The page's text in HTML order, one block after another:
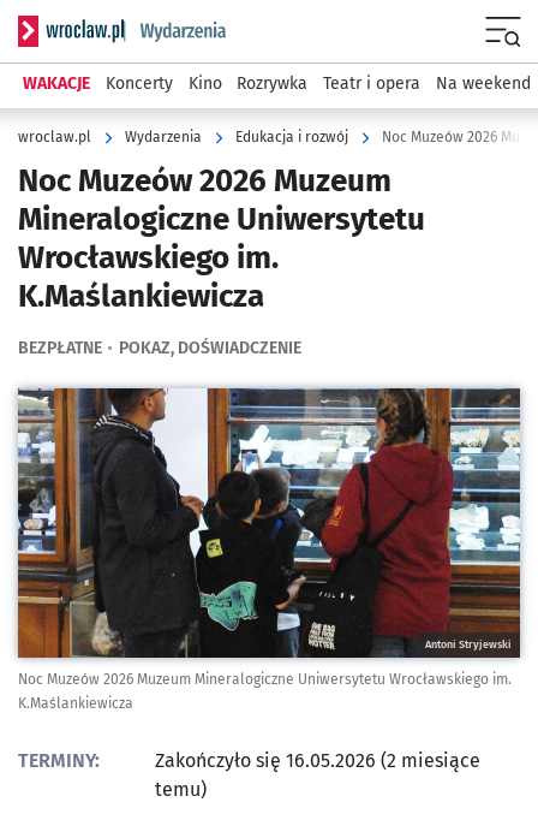
Serwis informacyjny wroclaw.pl podserwis: Wydarzenia
WAKACJE Koncerty Kino Rozrywka Teatr i opera Na weekend
wroclaw.pl Wydarzenia Edukacja i rozwój
Noc Muzeów 2026 Muzeum
Mineralogiczne Uniwersytetu
Wrocławskiego im.
K.Maślankiewicza
BEZPŁATNE POKAZ, DOŚWIADCZENIE
Kliknij, aby powiększyć
Antoni Stryjewski
Noc Muzeów 2026 Muzeum Mineralogiczne Uniwersytetu Wrocławskiego im.
K.Maślankiewicza
TERMINY:
Zakończyło się 16.05.2026 (2 miesiące
temu)